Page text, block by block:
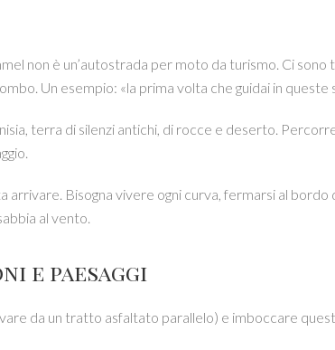
non è un’autostrada per moto da turismo. Ci
Un esempio: «la prima volta che guidai in
terra di silenzi antichi, di rocce e deserto.
arrivare. Bisogna vivere ogni curva, fermarsi al
al vento.
e paesaggi
da un tratto asfaltato parallelo) e imboccare